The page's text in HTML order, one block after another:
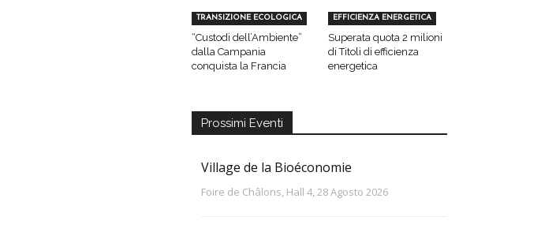
TRANSIZIONE ECOLOGICA
“Custodi dell’Ambiente”
dalla Campania
conquista la Francia
EFFICIENZA ENERGETICA
Superata quota 2 milioni
di Titoli di efficienza
energetica
Prossimi Eventi
Village de la Bioéconomie
Foire de Châlons, Hall 4, 28 Agosto 2026